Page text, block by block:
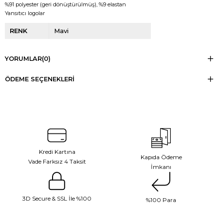
%91 polyester (geri dönüştürülmüş), %9 elastan
Yansıtıcı logolar
RENK Mavi
YORUMLAR(0)
ÖDEME SEÇENEKLERI
Kredi Kartına
Vade Farksız 4 Taksit
Kapıda Ödeme
İmkanı
3D Secure & SSL İle %100
%100 Para